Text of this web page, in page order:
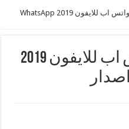
تحميل برنامج واتس اب للايفون 2019 WhatsApp
تحميل برنامج واتس اب للايفون 2019